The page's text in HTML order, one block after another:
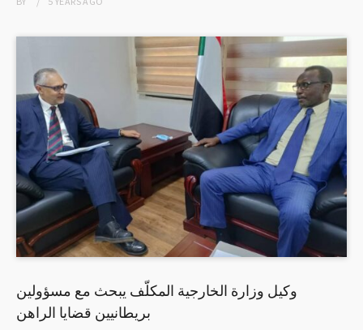
وكيل وزارة الخارجية المكلّف يبحث مع مسؤولين
بريطانيين قضايا الراهن